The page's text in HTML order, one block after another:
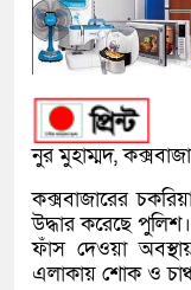
নুর মুহাম্মদ,
কক্সবাজারের
উদ্ধার করেছে
ফাঁস দেওয়া
এলাকায় শোক ও